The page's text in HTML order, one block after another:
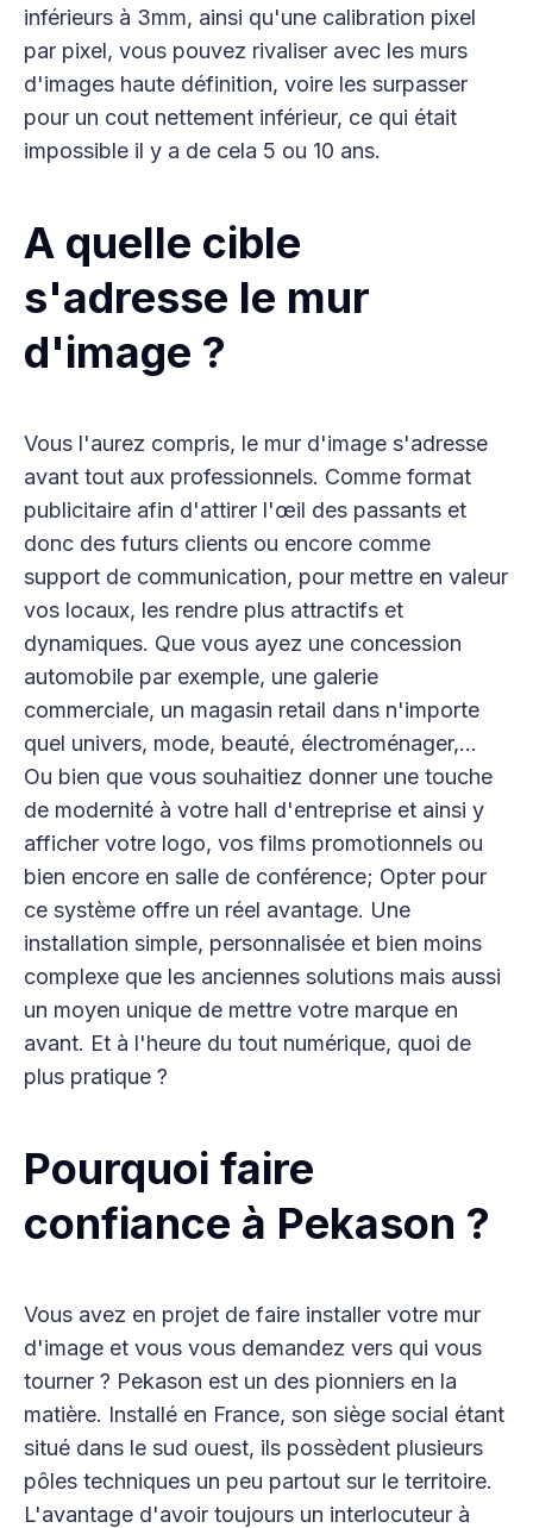
inférieurs à 3mm, ainsi qu'une calibration pixel
par pixel, vous pouvez rivaliser avec les murs
d'images haute définition, voire les surpasser
pour un cout nettement inférieur, ce qui était
impossible il y a de cela 5 ou 10 ans.
A quelle cible
s'adresse le mur
d'image ?
Vous l'aurez compris, le mur d'image s'adresse
avant tout aux professionnels. Comme format
publicitaire afin d'attirer l'œil des passants et
donc des futurs clients ou encore comme
support de communication, pour mettre en valeur
vos locaux, les rendre plus attractifs et
dynamiques. Que vous ayez une concession
automobile par exemple, une galerie
commerciale, un magasin retail dans n'importe
quel univers, mode, beauté, électroménager,...
Ou bien que vous souhaitiez donner une touche
de modernité à votre hall d'entreprise et ainsi y
afficher votre logo, vos films promotionnels ou
bien encore en salle de conférence; Opter pour
ce système offre un réel avantage. Une
installation simple, personnalisée et bien moins
complexe que les anciennes solutions mais aussi
un moyen unique de mettre votre marque en
avant. Et à l'heure du tout numérique, quoi de
plus pratique ?
Pourquoi faire
confiance à Pekason ?
Vous avez en projet de faire installer votre mur
d'image et vous vous demandez vers qui vous
tourner ? Pekason est un des pionniers en la
matière. Installé en France, son siège social étant
situé dans le sud ouest, ils possèdent plusieurs
pôles techniques un peu partout sur le territoire.
L'avantage d'avoir toujours un interlocuteur à